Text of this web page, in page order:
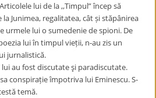
lui de la ,,Timpul” încep să
Junimea, regalitatea, cât și stăpânirea
urmele lui o sumedenie de spioni. De
lui în timpul vieții, n-au zis un
jurnalistică.
au fost discutate şi paradiscutate.
conspirație împotriva lui Eminescu. S-
temă.